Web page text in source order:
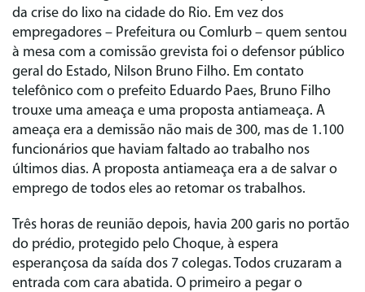
da crise do lixo na cidade do Rio. Em vez dos
empregadores – Prefeitura ou Comlurb – quem sentou
à mesa com a comissão grevista foi o defensor público
geral do Estado, Nilson Bruno Filho. Em contato
telefônico com o prefeito Eduardo Paes, Bruno Filho
trouxe uma ameaça e uma proposta antiameaça. A
ameaça era a demissão não mais de 300, mas de 1.100
funcionários que haviam faltado ao trabalho nos
últimos dias. A proposta antiameaça era a de salvar o
emprego de todos eles ao retomar os trabalhos.
Três horas de reunião depois, havia 200 garis no portão
do prédio, protegido pelo Choque, à espera
esperançosa da saída dos 7 colegas. Todos cruzaram a
entrada com cara abatida. O primeiro a pegar o